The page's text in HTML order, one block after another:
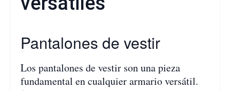
Pantalones de vestir
Los pantalones de vestir son una pieza
fundamental en cualquier armario versátil.